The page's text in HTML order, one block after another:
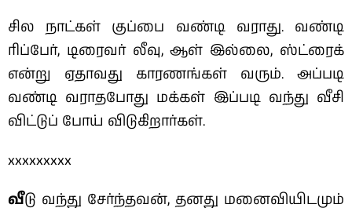
சில நாட்கள் குப்பை வண்டி வராது. வண்டி
ரிப்பேர், டிரைவர் லீவு, ஆள் இல்லை, ஸ்ட்ரைக்
என்று ஏதாவது காரணங்கள் வரும். அப்படி
வண்டி வராதபோது மக்கள் இப்படி வந்து வீசி
விட்டுப் போய் விடுகிறார்கள்.
xxxxxxxxx
வீடு வந்து சேர்ந்தவன், தனது மனைவியிடமும்